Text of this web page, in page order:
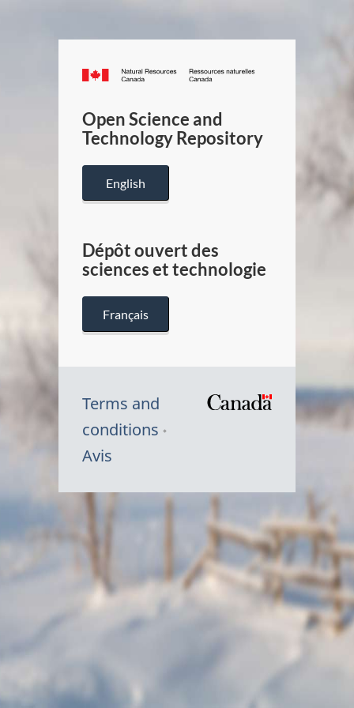
Canada.ca
/
Canada
Open Science and
Technology Repository
English
Dépôt ouvert des
sciences et technologie
Français
Terms and
conditions
Avis
Symbole
Canada